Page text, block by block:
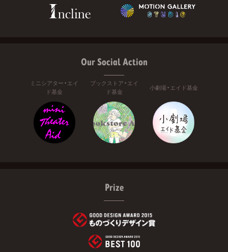
Our Social Action
ミニシアター・エイ
ド基金
ブックストア・エイ
ド基金
小劇場・エイド基金
Prize